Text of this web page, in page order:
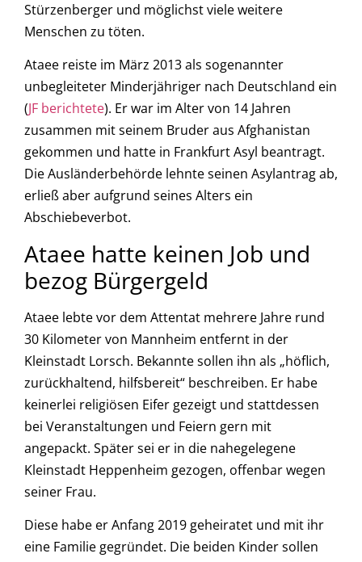
Stürzenberger und möglichst viele weitere
Menschen zu töten.
Ataee reiste im März 2013 als sogenannter
unbegleiteter Minderjähriger nach Deutschland ein
(JF berichtete). Er war im Alter von 14 Jahren
zusammen mit seinem Bruder aus Afghanistan
gekommen und hatte in Frankfurt Asyl beantragt.
Die Ausländerbehörde lehnte seinen Asylantrag ab,
erließ aber aufgrund seines Alters ein
Abschiebeverbot.
Ataee hatte keinen Job und
bezog Bürgergeld
Ataee lebte vor dem Attentat mehrere Jahre rund
30 Kilometer von Mannheim entfernt in der
Kleinstadt Lorsch. Bekannte sollen ihn als „höflich,
zurückhaltend, hilfsbereit“ beschreiben. Er habe
keinerlei religiösen Eifer gezeigt und stattdessen
bei Veranstaltungen und Feiern gern mit
angepackt. Später sei er in die nahegelegene
Kleinstadt Heppenheim gezogen, offenbar wegen
seiner Frau.
Diese habe er Anfang 2019 geheiratet und mit ihr
eine Familie gegründet. Die beiden Kinder sollen